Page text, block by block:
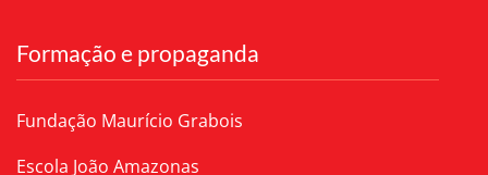
Formação e propaganda
Fundação Maurício Grabois
Escola João Amazonas